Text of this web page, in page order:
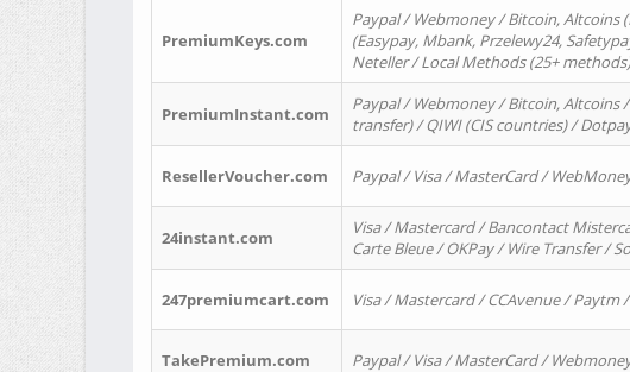
PremiumKeys.com
Paypal / Webmoney / Bitcoin, Altcoins
(Easypay, Mbank, Przelewy24,
Neteller / Local Methods (25+ methods)
PremiumInstant.com
Paypal / Webmoney / Bitcoin, Altcoins
transfer) / QIWI (CIS countries) /
ResellerVoucher.com Paypal / Visa / MasterCard /
24instant.com
Visa / Mastercard / Bancontact
Carte Bleue / OKPay / Wire Transfer /
247premiumcart.com Visa / Mastercard / CCAvenue /
TakePremium.com Paypal / Visa / MasterCard /